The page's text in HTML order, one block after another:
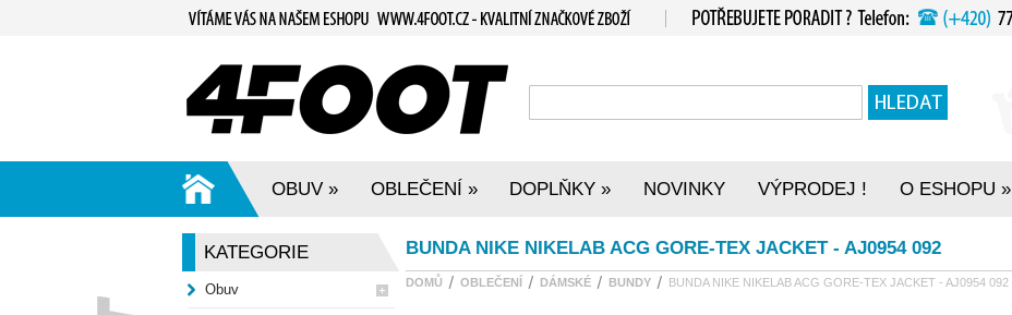
OBUV » OBLEČENÍ » DOPLŇKY » NOVINKY VÝPRODEJ ! O ESHOPU »
KATEGORIE
Obuv
BUNDA NIKE NIKELAB ACG GORE-TEX JACKET - AJ0954 092
DOMŮ OBLEČENÍ DÁMSKÉ BUNDY BUNDA NIKE NIKELAB ACG GORE-TEX JACKET - AJ0954 092